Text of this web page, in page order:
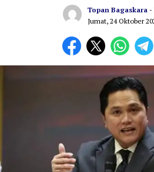
Topan Bagaskara -
Jumat, 24 Oktober